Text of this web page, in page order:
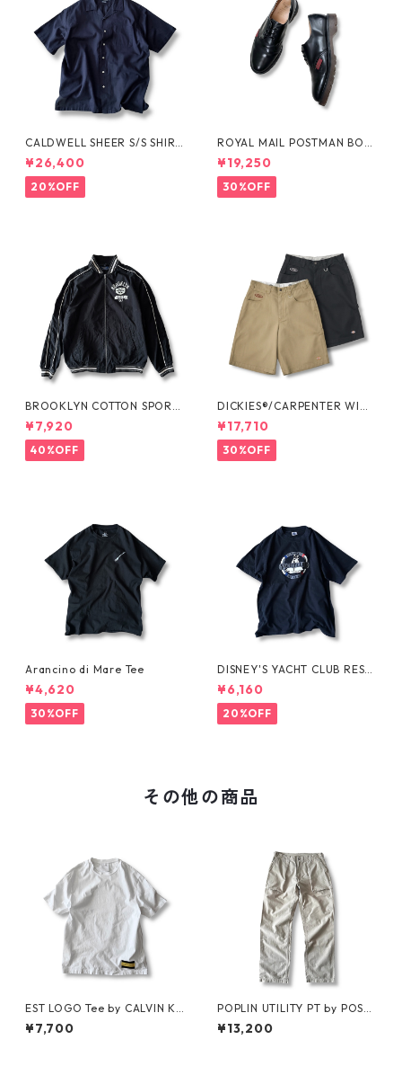
CALDWELL SHEER S/S SHIRT
by Polo Ralph Lauren
¥26,400
20%OFF
ROYAL MAIL POSTMAN BOO
TS by Dr.MARTENS
¥19,250
30%OFF
BROOKLYN COTTON SPORT
JKT by Polo Ralph Lauren
¥7,920
40%OFF
DICKIES®/CARPENTER WIDE
SHORTS -SEDAN ALL-PURPO
SE-
¥17,710
30%OFF
Arancino di Mare Tee
¥4,620
30%OFF
DISNEY'S YACHT CLUB RESO
RT Tee
¥6,160
20%OFF
その他の商品
EST LOGO Tee by CALVIN KL
EIN JEANS ESTABLISHED.1978
¥7,700
POPLIN UTILITY PT by POST
OʼALLS
¥13,200